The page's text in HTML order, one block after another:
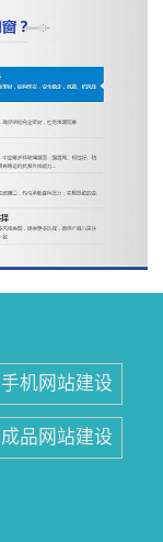
手机网站建设
成品网站建设